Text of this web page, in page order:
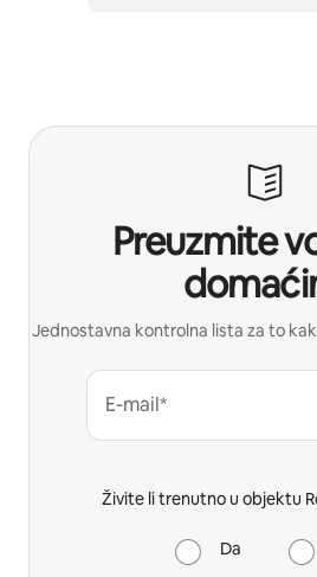
Preuzmite
Jednostavna kontrolna lista za to
E-mail*
Živite li trenutno u objektu
Da